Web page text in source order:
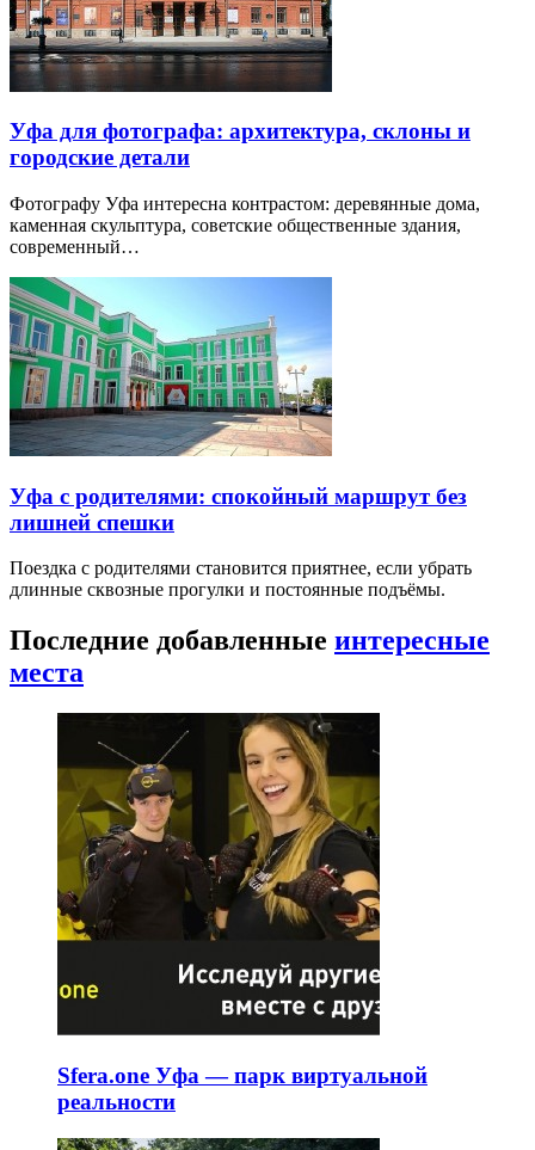
Уфа для фотографа: архитектура, склоны и
городские детали
Фотографу Уфа интересна контрастом: деревянные дома,
каменная скульптура, советские общественные здания,
современный…
Уфа с родителями: спокойный маршрут без
лишней спешки
Поездка с родителями становится приятнее, если убрать
длинные сквозные прогулки и постоянные подъёмы.
Последние добавленные интересные
места
Sfera.one Уфа — парк виртуальной
реальности